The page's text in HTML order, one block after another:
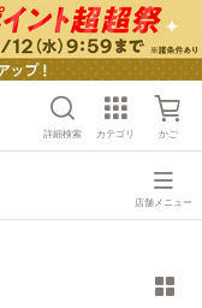
詳細検索 カテゴリ かご
店舗メニュー